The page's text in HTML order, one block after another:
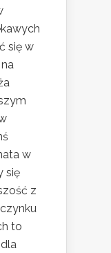
się w
w
się
z
to